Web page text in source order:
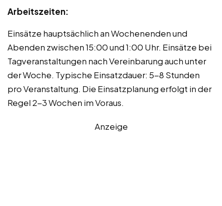
Arbeitszeiten:
Einsätze hauptsächlich an Wochenenden und
Abenden zwischen 15:00 und 1:00 Uhr. Einsätze bei
Tagveranstaltungen nach Vereinbarung auch unter
der Woche. Typische Einsatzdauer: 5-8 Stunden
pro Veranstaltung. Die Einsatzplanung erfolgt in der
Regel 2-3 Wochen im Voraus.
Anzeige